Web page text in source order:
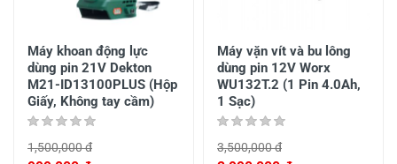
Máy khoan động lực
dùng pin 21V Dekton
M21-ID13100PLUS (Hộp
Giấy, Không tay cầm)
1,500,000 đ
Máy vặn vít và bu lông
dùng pin 12V Worx
WU132T.2 (1 Pin 4.0Ah,
1 Sạc)
3,500,000 đ